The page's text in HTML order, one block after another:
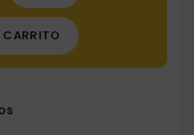
CARRITO